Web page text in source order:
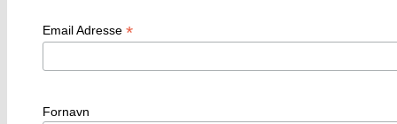
Email Adresse *
Fornavn